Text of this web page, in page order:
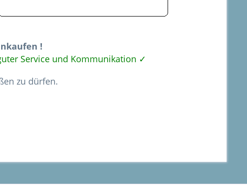
!
Service und Kommunikation ✓
zu dürfen.